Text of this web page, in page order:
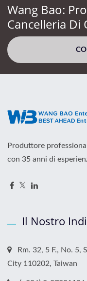
Wang Bao:
Cancelleria Di
Produttore
con 35 anni di
Il Nostro
Rm. 32, 5 F., No. 5,
City 110202, Taiwan